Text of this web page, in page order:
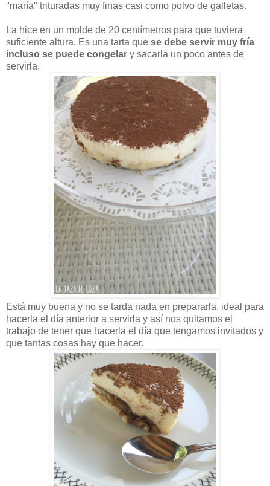
"maría" trituradas muy finas casi como polvo de galletas.
La hice en un molde de 20 centímetros para que tuviera
suficiente altura. Es una tarta que se debe servir muy fría
incluso se puede congelar y sacarla un poco antes de
servirla.
Está muy buena y no se tarda nada en prepararla, ideal para
hacerla el día anterior a servirla y así nos quitamos el
trabajo de tener que hacerla el día que tengamos invitados y
que tantas cosas hay que hacer.